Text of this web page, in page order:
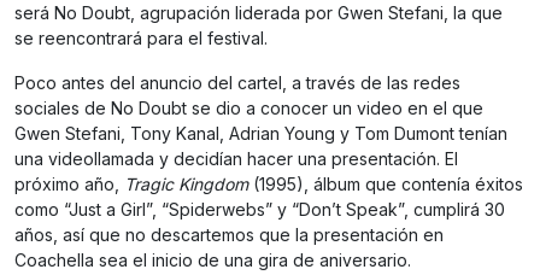
será No Doubt, agrupación liderada por Gwen Stefani, la que
se reencontrará para el festival.
Poco antes del anuncio del cartel, a través de las redes
sociales de No Doubt se dio a conocer un video en el que
Gwen Stefani, Tony Kanal, Adrian Young y Tom Dumont tenían
una videollamada y decidían hacer una presentación. El
próximo año,
Tragic Kingdom(1995), álbum que contenía éxitos
como “Just a Girl”, “Spiderwebs” y “Don’t Speak”, cumplirá 30
años, así que no descartemos que la presentación en
Coachella sea el inicio de una gira de aniversario.